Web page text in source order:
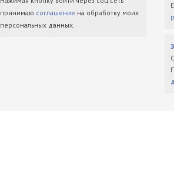
принимаю соглашение на обработку моих
персональных данных.